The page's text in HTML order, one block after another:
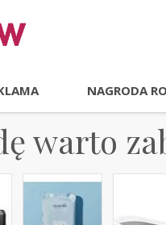
NAGRODA
warto